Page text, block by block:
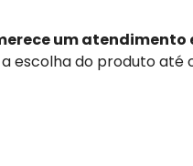
um atendimento
escolha do produto até